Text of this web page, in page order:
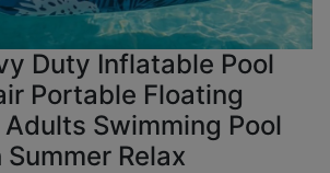
Duty Inflatable Pool
Portable Floating
Swimming Pool
Relax